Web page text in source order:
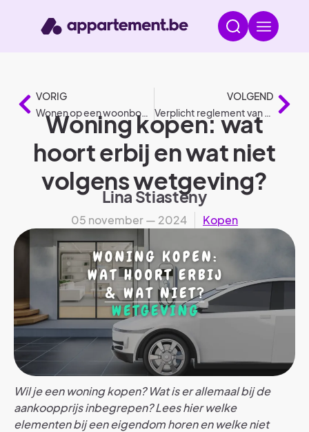
VORIG
Wonen op een woonboot volgens wetgeving
VOLGEND
Verplicht reglement van interne orde volgens wetgeving
Woning kopen: wat
hoort erbij en wat niet
volgens wetgeving?
Lina Stiasteny
05 november — 2024 Kopen
Wil je een woning kopen? Wat is er allemaal bij de
aankoopprijs inbegrepen? Lees hier welke
elementen bij een eigendom horen en welke niet